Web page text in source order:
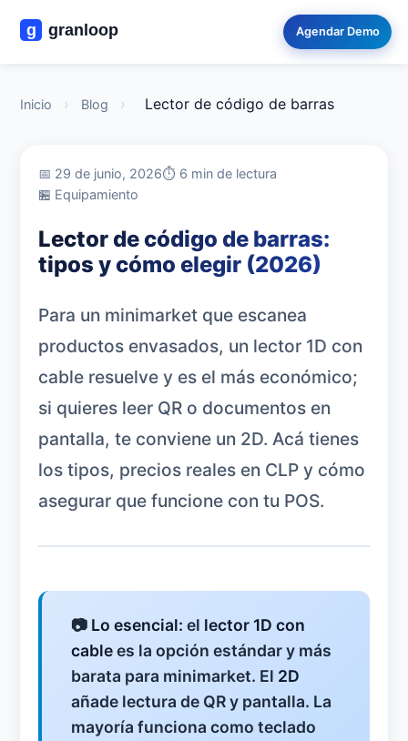
Agendar Demo
Inicio › Blog › Lector de código de barras
📅 29 de junio, 2026⏱️ 6 min de lectura
🏪 Equipamiento
Lector de código de barras:
tipos y cómo elegir (2026)
Para un minimarket que escanea
productos envasados, un lector 1D con
cable resuelve y es el más económico;
si quieres leer QR o documentos en
pantalla, te conviene un 2D. Acá tienes
los tipos, precios reales en CLP y cómo
asegurar que funcione con tu POS.
📷 Lo esencial: el lector 1D con
cablees la opción estándar y más
barata para minimarket. El 2D
añade lectura de QR y pantalla. La
mayoría funciona como teclado